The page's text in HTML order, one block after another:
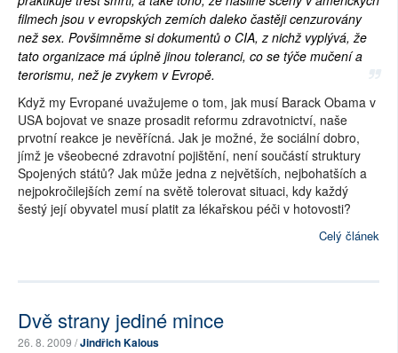
filmech jsou v evropských zemích daleko častěji cenzurovány
než sex. Povšimněme si dokumentů o CIA, z nichž vyplývá, že
tato organizace má úplně jinou toleranci, co se týče mučení a
terorismu, než je zvykem v Evropě.
Když my Evropané uvažujeme o tom, jak musí Barack Obama v
USA bojovat ve snaze prosadit reformu zdravotnictví, naše
prvotní reakce je nevěřícná. Jak je možné, že sociální dobro,
jímž je všeobecné zdravotní pojištění, není součástí struktury
Spojených států? Jak může jedna z největších, nejbohatších a
nejpokročilejších zemí na světě tolerovat situaci, kdy každý
šestý její obyvatel musí platit za lékařskou péči v hotovosti?
Celý článek
Dvě strany jediné mince
26. 8. 2009 /Jindřich Kalous